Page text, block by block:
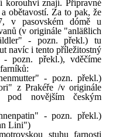
korouhvi znají. Přípravné
obětavostí. Za to pak, že
v pasovském dómě u
(v originále "anläßlich
- pozn. překl.) tu
navíc i tento příležitostný
pozn. překl.), vděčíme
- pozn. překl.)
z Prakéře /v originále
pod novějším českým
- pozn. překl.)
Lini")
stuhu farnosti